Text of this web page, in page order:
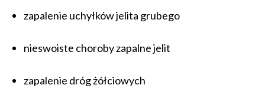
zapalenie uchyłków jelita grubego
nieswoiste choroby zapalne jelit
zapalenie dróg żółciowych